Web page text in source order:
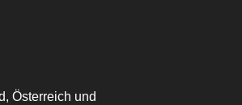
Österreich und